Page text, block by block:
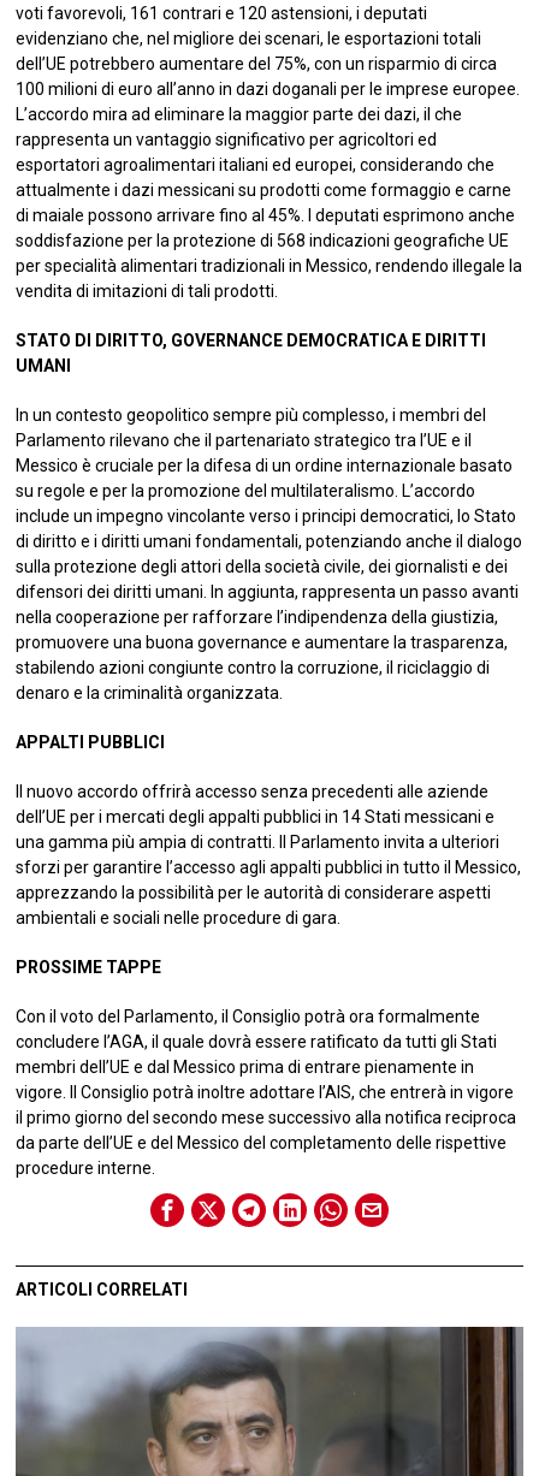
voti favorevoli, 161 contrari e 120 astensioni, i deputati
evidenziano che, nel migliore dei scenari, le esportazioni totali
dell’UE potrebbero aumentare del 75%, con un risparmio di circa
100 milioni di euro all’anno in dazi doganali per le imprese europee.
L’accordo mira ad eliminare la maggior parte dei dazi, il che
rappresenta un vantaggio significativo per agricoltori ed
esportatori agroalimentari italiani ed europei, considerando che
attualmente i dazi messicani su prodotti come formaggio e carne
di maiale possono arrivare fino al 45%. I deputati esprimono anche
soddisfazione per la protezione di 568 indicazioni geografiche UE
per specialità alimentari tradizionali in Messico, rendendo illegale la
vendita di imitazioni di tali prodotti.
STATO DI DIRITTO, GOVERNANCE DEMOCRATICA E DIRITTI
UMANI
In un contesto geopolitico sempre più complesso, i membri del
Parlamento rilevano che il partenariato strategico tra l’UE e il
Messico è cruciale per la difesa di un ordine internazionale basato
su regole e per la promozione del multilateralismo. L’accordo
include un impegno vincolante verso i principi democratici, lo Stato
di diritto e i diritti umani fondamentali, potenziando anche il dialogo
sulla protezione degli attori della società civile, dei giornalisti e dei
difensori dei diritti umani. In aggiunta, rappresenta un passo avanti
nella cooperazione per rafforzare l’indipendenza della giustizia,
promuovere una buona governance e aumentare la trasparenza,
stabilendo azioni congiunte contro la corruzione, il riciclaggio di
denaro e la criminalità organizzata.
APPALTI PUBBLICI
Il nuovo accordo offrirà accesso senza precedenti alle aziende
dell’UE per i mercati degli appalti pubblici in 14 Stati messicani e
una gamma più ampia di contratti. Il Parlamento invita a ulteriori
sforzi per garantire l’accesso agli appalti pubblici in tutto il Messico,
apprezzando la possibilità per le autorità di considerare aspetti
ambientali e sociali nelle procedure di gara.
PROSSIME TAPPE
Con il voto del Parlamento, il Consiglio potrà ora formalmente
concludere l’AGA, il quale dovrà essere ratificato da tutti gli Stati
membri dell’UE e dal Messico prima di entrare pienamente in
vigore. Il Consiglio potrà inoltre adottare l’AIS, che entrerà in vigore
il primo giorno del secondo mese successivo alla notifica reciproca
da parte dell’UE e del Messico del completamento delle rispettive
procedure interne.
ARTICOLI CORRELATI